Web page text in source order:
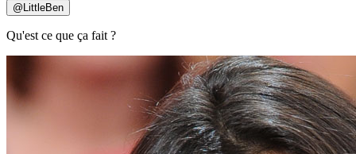
@ LittleBen
Qu'est ce que ça fait ?